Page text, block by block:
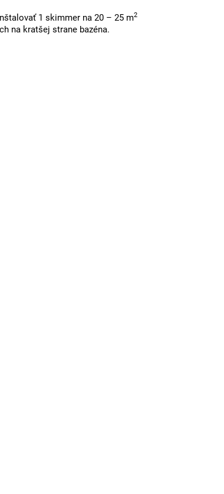
1 skimmer na 20 – 25 m2
na kratšej strane bazéna.